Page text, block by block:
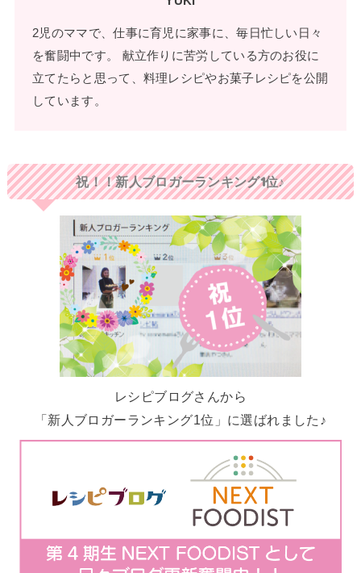
2児のママで、仕事に育児に家事に、毎日忙しい日々
を奮闘中です。 献立作りに苦労している方のお役に
立てたらと思って、料理レシピやお菓子レシピを公開
しています。
祝！！新人ブロガーランキング1位♪
レシピブログさんから
「新人ブロガーランキング1位」に選ばれました♪